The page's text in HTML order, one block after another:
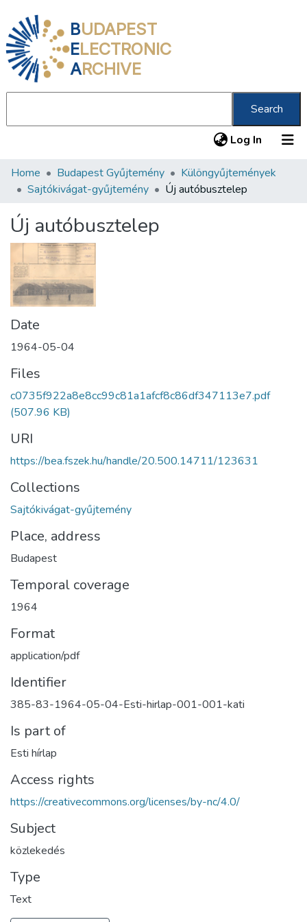
BUDAPEST
ELECTRONIC
ARCHIVE
Search
Log In (current)
Communities & Collections
Statistics
About us
Home Budapest Gyűjtemény
Különgyűjtemények
Sajtókivágat-gyűjtemény
Új autóbusztelep
Új autóbusztelep
Date
1964-05-04
Files
c0735f922a8e8cc99c81a1afcf8c86df347113e7.pdf
(507.96 KB)
URI
https://bea.fszek.hu/handle/20.500.14711/123631
Collections
Sajtókivágat-gyűjtemény
Place, address
Budapest
Temporal coverage
1964
Format
application/pdf
Identifier
385-83-1964-05-04-Esti-hirlap-001-001-kati
Is part of
Esti hírlap
Access rights
https://creativecommons.org/licenses/by-nc/4.0/
Subject
közlekedés
Type
Text